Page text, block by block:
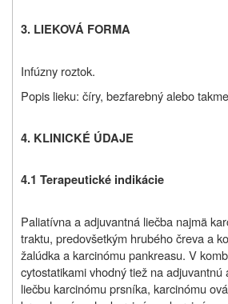
3. LIEKOVÁ FORMA
Infúzny roztok.
Popis lieku: číry, bezfarebný alebo
4. KLINICKÉ ÚDAJE
4.1 Terapeutické indikácie
Paliatívna a adjuvantná liečba najmä
traktu, predovšetkým hrubého čreva a
žalúdka a karcinómu pankreasu. V
cytostatikami vhodný tiež na adjuvantnú
liečbu karcinómu prsníka, karcinómu